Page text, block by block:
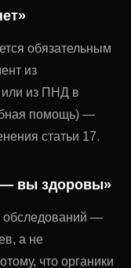
обязательным
из
или из ПНД в
помощь) —
статьи 17.
— вы здоровы»
обследований —
а не
что органики